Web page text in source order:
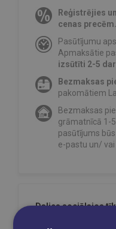
Reģistrējies
cenas precēm.
Pasūtījumu
Apmaksātie
izsūtīti 2-5
Bezmaksas
pakomātiem
Bezmaksas
grāmatnīcā 1-
pasūtījums
e-pastu un/ vai
Dalies sociālajos